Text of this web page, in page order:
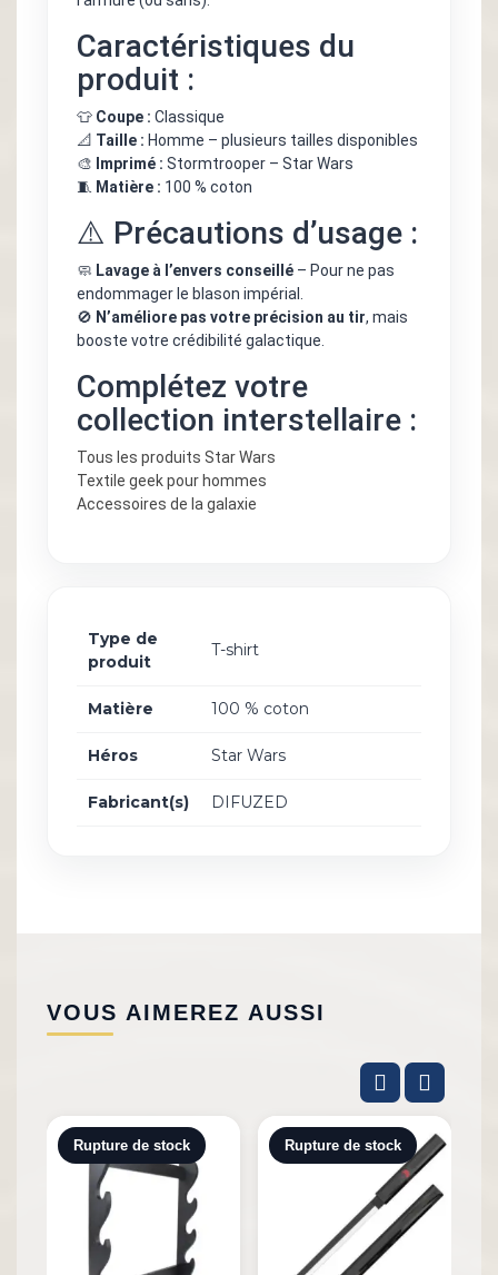
Caractéristiques du
produit :
👕 Coupe : Classique
📐 Taille : Homme – plusieurs tailles disponibles
🎨 Imprimé : Stormtrooper – Star Wars
🧵 Matière : 100 % coton
⚠️ Précautions d’usage :
🧼 Lavage à l’envers conseillé – Pour ne pas
endommager le blason impérial.
🚫 N’améliore pas votre précision au tir, mais
booste votre crédibilité galactique.
Complétez votre
collection interstellaire :
Tous les produits Star Wars
Textile geek pour hommes
Accessoires de la galaxie
Type de
produit
T-shirt
Matière 100 % coton
Héros Star Wars
Fabricant(s) DIFUZED
VOUS AIMEREZ AUSSI
Rupture de stock Rupture de stock